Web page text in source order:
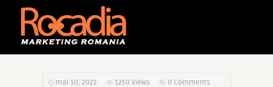
mai 10, 2022 1250 Views 0 Comments